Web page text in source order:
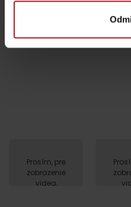
Prosím, pre
zobrazenie
videa,